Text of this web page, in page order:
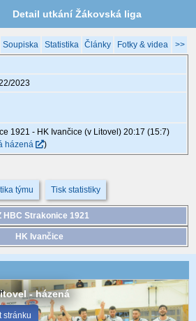
Detail utkání Žákovská liga
2022/2023, XGB072, 22.1. 09:55
Soupiska Statistika Články Fotky & videa >>
2023
1921 - HK Ivančice (v Litovel) 20:17 (15:7)
házená )
týmu Tisk statistiky
HBC Strakonice 1921
HK Ivančice
- házená
stránku